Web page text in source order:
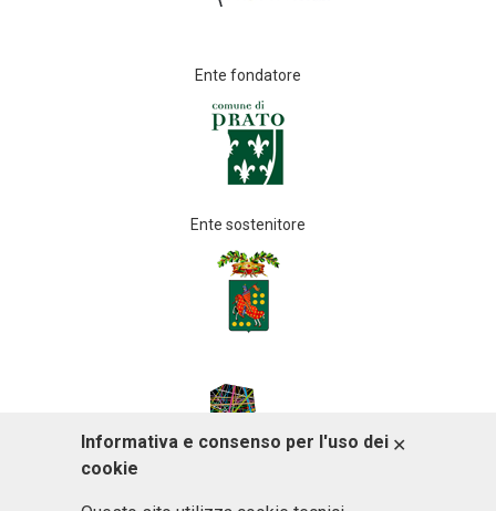
Ente fondatore
Ente sostenitore
ACCETTO
Informativa e consenso per l'uso dei
cookie